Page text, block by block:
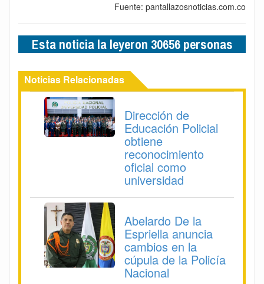
Fuente: pantallazosnoticias.com.co
Esta noticia la leyeron 30656 personas
Noticias Relacionadas
Dirección de
Educación Policial
obtiene
reconocimiento
oficial como
universidad
Abelardo De la
Espriella anuncia
cambios en la
cúpula de la Policía
Nacional